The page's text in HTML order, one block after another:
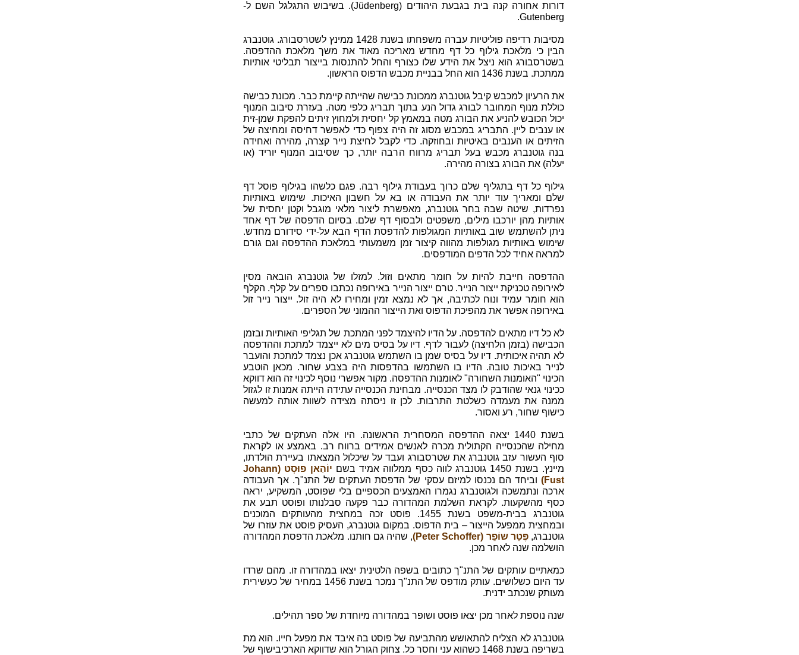
דורות אחורה קנה בית בגבעת היהודים (Jüdenberg). בשיבוש התגלגל השם ל-
Gutenberg.
מסיבות רדיפה פוליטיות עברה משפחתו בשנת 1428 ממינץ לשטרסבורג. גוטנברג
הבין כי מלאכת גילוף כל דף מחדש מאריכה מאוד את משך מלאכת ההדפסה.
בשטרסבורג הוא ניצל את הידע שלו כצורף והחל להתנסות בייצור תבליטי אותיות
ממתכת. בשנת 1436 הוא החל בבניית מכבש הדפוס הראשון.
את הרעיון למכבש קיבל גוטנברג ממכונת כבישה שהייתה קיימת כבר. מכונת כבישה
כוללת מנוף המחובר לבורג גדול הנע בתוך תבריג כלפי מטה. בעזרת סיבוב המנוף
יכול הכובש להניע את הבורג מטה במאמץ קל יחסית ולמחוץ זיתים להפקת שמן-זית
או ענבים ליין. התבריג במכבש מסוג זה היה צפוף כדי לאפשר דחיסה ומחיצה של
הזיתים או הענבים באיטיות ובחוזקה. כדי לקבל לחיצת נייר קצרה, מהירה ואחידה
בנה גוטנברג מכבש בעל תבריג מרווח הרבה יותר, כך שסיבוב המנוף יוריד (או
יעלה) את הבורג בצורה מהירה.
גילוף כל דף בתגליף שלם כרוך בעבודת גילוף רבה. פגם כלשהו בגילוף פוסל דף
שלם ומאריך עוד יותר את העבודה או בא על חשבון האיכות. שימוש באותיות
נפרדות, שיטה שבה בחר גוטנברג, מאפשרת ליצור מלאי מוגבל וקטן יחסית של
אותיות מהן יורכבו מילים, משפטים ולבסוף דף שלם. בסיום הדפסה של דף אחד
ניתן להשתמש שוב באותיות המגולפות להדפסת הדף הבא על-ידי סידורם מחדש.
שימוש באותיות מגולפות מהווה קיצור זמן משמעותי במלאכת ההדפסה וגם גורם
למראה אחיד לכל הדפים המודפסים.
ההדפסה חייבת להיות על חומר מתאים וזול. למזלו של גוטנברג הובאה מסין
לאירופה טכניקת ייצור הנייר. טרם ייצור הנייר באירופה נכתבו ספרים על קלף. הקלף
הוא חומר עמיד ונוח לכתיבה, אך לא נמצא זמין ומחירו לא היה זול. ייצור נייר זול
באירופה אפשר את מהפיכת הדפוס ואת הייצור ההמוני של הספרים.
לא כל דיו מתאים להדפסה. על הדיו להיצמד לפני המתכת של תגליפי האותיות ובזמן
הכבישה (בזמן הלחיצה) לעבור לדף. דיו על בסיס מים לא ייצמד למתכת וההדפסה
לא תהיה איכותית. דיו על בסיס שמן בו השתמש גוטנברג אכן נצמד למתכת והועבר
לנייר באיכות טובה. הדיו בו השתמשו בהדפסות היה בצבע שחור. מכאן הוטבע
הכינוי "האומנות השחורה" לאומנות ההדפסה. מקור אפשרי נוסף לכינוי זה הוא דווקא
ככינוי גנאי שהודבק לו מצד הכנסייה. מבחינת הכנסייה עתידה הייתה אמנות זו לגזול
ממנה את מעמדה כשלטת התרבות. לכן זו ניסתה מצידה לשוות אותה למעשה
כישוף שחור, רע ואסור.
בשנת 1440 יצאה ההדפסה המסחרית הראשונה. היו אלה העתקים של כתבי
מחילה שהכנסייה הקתולית מכרה לאנשים אמידים ברווח רב. באמצע או לקראת
סוף העשור עזב גוטנברג את שטרסבורג ועבד על שיכלול המצאתו בעיירת הולדתו,
מיינץ. בשנת 1450 גוטנברג לווה כסף ממלווה אמיד בשם
יוֹהַאן פוּסְט (Johann
Fust)
וביחד הם נכנסו למיזם עסקי של הדפסת העתקים של התנ"ך. אך העבודה
ארכה ונתמשכה ולגוטנברג נגמרו האמצעים הכספיים בלי שפוסט, המשקיע, יראה
כסף מהשקעות. לקראת השלמת המהדורה כבר פקעה סבלנותו ופוסט תבע את
גוטנברג בבית-משפט בשנת 1455. פוסט זכה במחצית מהעותקים המוכנים
ובמחצית ממפעל הייצור – בית הדפוס. במקום גוטנברג, העסיק פוסט את עוזרו של
גוטנברג,פֶּטֵר שוֹפֵר (Peter Schoffer)
, שהיה גם חותנו. מלאכת הדפסת המהדורה
הושלמה שנה לאחר מכן.
כמאתיים עותקים של התנ"ך כתובים בשפה הלטינית יצאו במהדורה זו. מהם שרדו
עד היום כשלושים. עותק מודפס של התנ"ך נמכר בשנת 1456 במחיר של כעשירית
מעותק שנכתב ידנית.
שנה נוספת לאחר מכן יצאו פוסט ושופר במהדורה מיוחדת של ספר תהילים.
גוטנברג לא הצליח להתאושש מהתביעה של פוסט בה איבד את מפעל חייו. הוא מת
בשריפה בשנת 1468 כשהוא עני וחסר כל. צחוק הגורל הוא שדווקא הארכיבישוף של